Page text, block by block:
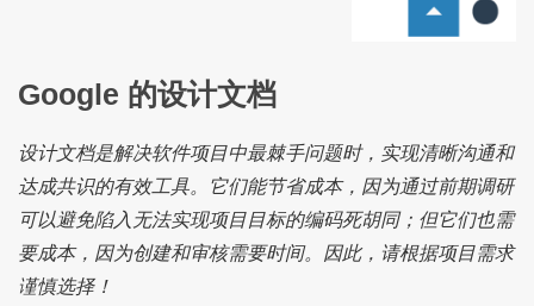
Google 的设计文档
设计文档是解决软件项目中最棘手问题时，实现清晰沟通和
达成共识的有效工具。它们能节省成本，因为通过前期调研
可以避免陷入无法实现项目目标的编码死胡同；但它们也需
要成本，因为创建和审核需要时间。因此，请根据项目需求
谨慎选择！